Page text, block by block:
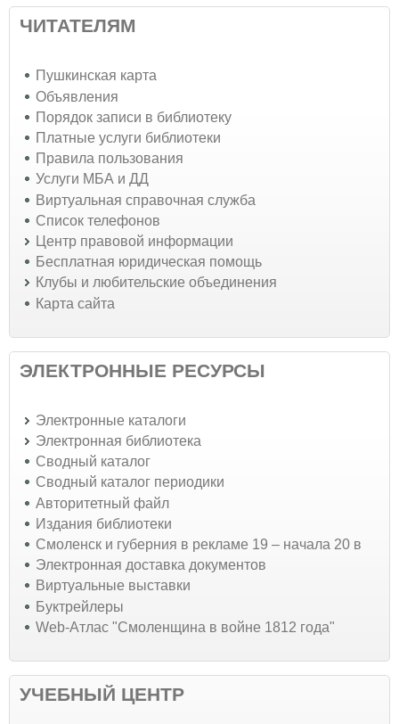
ЧИТАТЕЛЯМ
Пушкинская карта
Объявления
Порядок записи в библиотеку
Платные услуги библиотеки
Правила пользования
Услуги МБА и ДД
Виртуальная справочная служба
Список телефонов
Центр правовой информации
Бесплатная юридическая помощь
Клубы и любительские объединения
Карта сайта
ЭЛЕКТРОННЫЕ РЕСУРСЫ
Электронные каталоги
Электронная библиотека
Сводный каталог
Сводный каталог периодики
Авторитетный файл
Издания библиотеки
Смоленск и губерния в рекламе 19 – начала 20 в
Электронная доставка документов
Виртуальные выставки
Буктрейлеры
Web-Атлас "Смоленщина в войне 1812 года"
УЧЕБНЫЙ ЦЕНТР